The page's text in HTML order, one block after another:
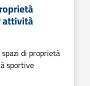
attività
di proprietà
sportive